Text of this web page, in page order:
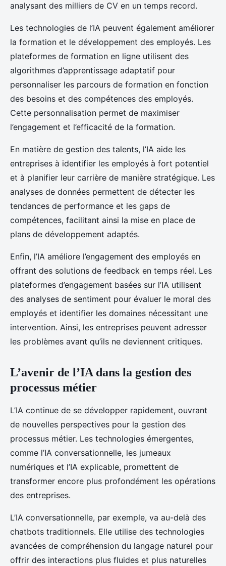
analysant des milliers de CV en un temps record.
Les technologies de l’IA peuvent également améliorer
la formation et le développement des employés. Les
plateformes de formation en ligne utilisent des
algorithmes d’apprentissage adaptatif pour
personnaliser les parcours de formation en fonction
des besoins et des compétences des employés.
Cette personnalisation permet de maximiser
l’engagement et l’efficacité de la formation.
En matière de gestion des talents, l’IA aide les
entreprises à identifier les employés à fort potentiel
et à planifier leur carrière de manière stratégique. Les
analyses de données permettent de détecter les
tendances de performance et les gaps de
compétences, facilitant ainsi la mise en place de
plans de développement adaptés.
Enfin, l’IA améliore l’engagement des employés en
offrant des solutions de feedback en temps réel. Les
plateformes d’engagement basées sur l’IA utilisent
des analyses de sentiment pour évaluer le moral des
employés et identifier les domaines nécessitant une
intervention. Ainsi, les entreprises peuvent adresser
les problèmes avant qu’ils ne deviennent critiques.
L’avenir de l’IA dans la gestion des
processus métier
L’IA continue de se développer rapidement, ouvrant
de nouvelles perspectives pour la gestion des
processus métier. Les technologies émergentes,
comme l’IA conversationnelle, les jumeaux
numériques et l’IA explicable, promettent de
transformer encore plus profondément les opérations
des entreprises.
L’IA conversationnelle, par exemple, va au-delà des
chatbots traditionnels. Elle utilise des technologies
avancées de compréhension du langage naturel pour
offrir des interactions plus fluides et plus naturelles